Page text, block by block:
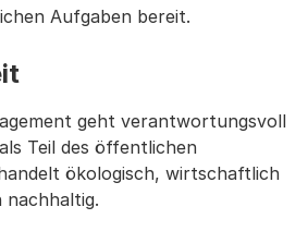
Aufgaben bereit.
geht verantwortungsvoll
Teil des öffentlichen
ökologisch, wirtschaftlich
nachhaltig.